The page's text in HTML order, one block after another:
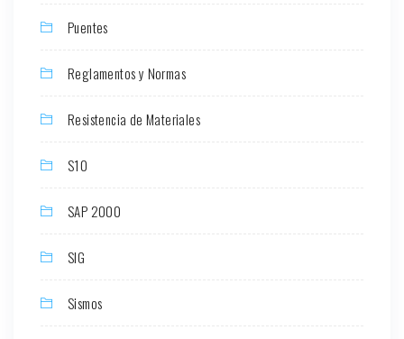
Puentes
Reglamentos y Normas
Resistencia de Materiales
S10
SAP 2000
SIG
Sismos